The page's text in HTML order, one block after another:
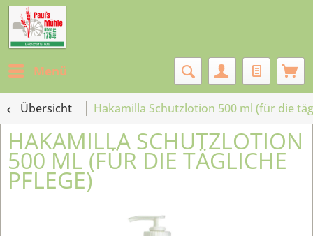
Menü
Übersicht Hakamilla Schutzlotion 500 ml (für die
HAKAMILLA SCHUTZLOTION
500 ML (FÜR DIE TÄGLICHE
PFLEGE)